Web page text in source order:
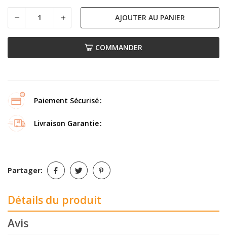
AJOUTER AU PANIER
COMMANDER
Paiement Sécurisé
Livraison Garantie
Partager:
Détails du produit
Avis